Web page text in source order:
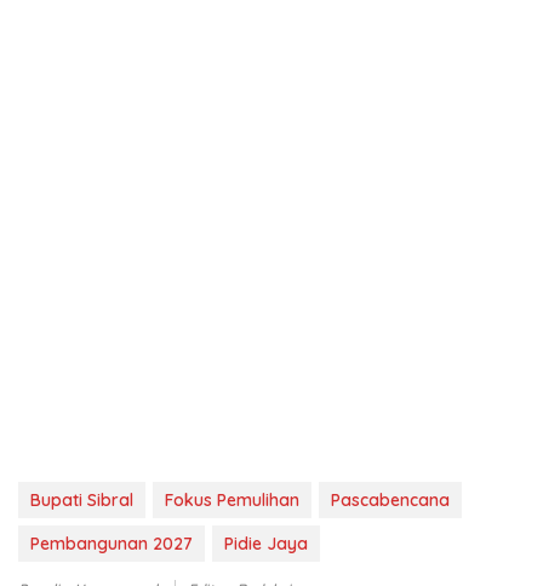
Bupati Sibral Fokus Pemulihan
Pascabencana
Pembangunan 2027
Pidie Jaya